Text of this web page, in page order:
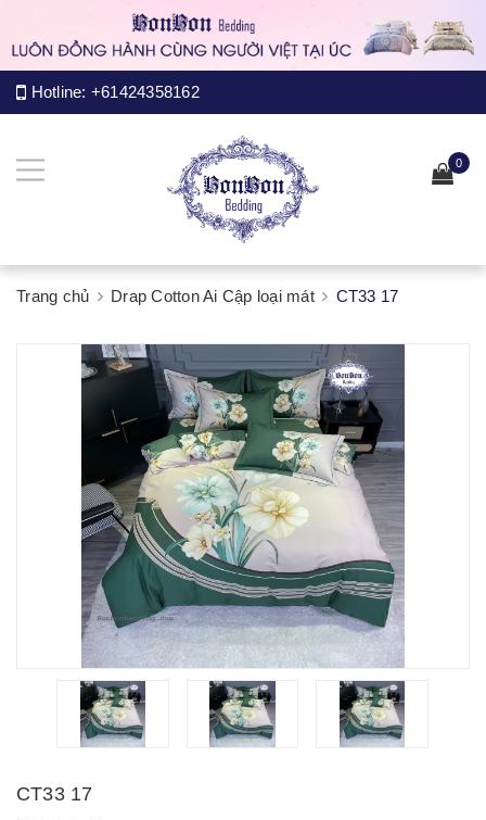
Hotline: +61424358162
0
Trang chủ Drap Cotton Ai Cập loại mát CT33 17
CT33 17